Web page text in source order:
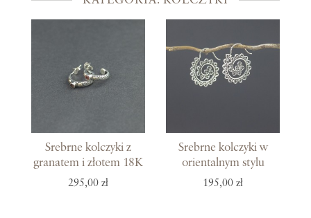
Srebrne kolczyki z
granatem i złotem 18K
295,00 zł
Srebrne kolczyki w
orientalnym stylu
195,00 zł